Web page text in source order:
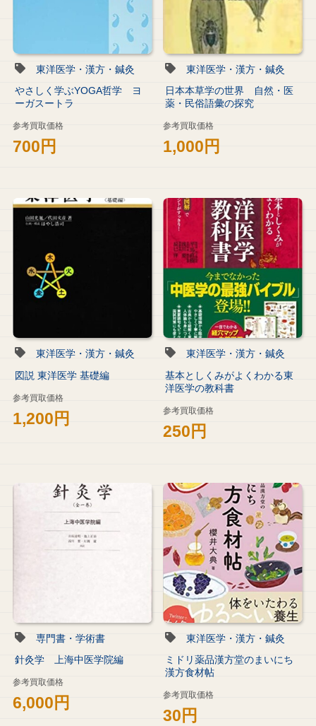
東洋医学・漢方・鍼灸
やさしく学ぶYOGA哲学 ヨ
ーガスートラ
参考買取価格
700円
東洋医学・漢方・鍼灸
日本本草学の世界 自然・医
薬・民俗語彙の探究
参考買取価格
1,000円
東洋医学・漢方・鍼灸
図説 東洋医学 基礎編
参考買取価格
1,200円
東洋医学・漢方・鍼灸
基本としくみがよくわかる東
洋医学の教科書
参考買取価格
250円
専門書・学術書
針灸学 上海中医学院編
参考買取価格
6,000円
東洋医学・漢方・鍼灸
ミドリ薬品漢方堂のまいにち
漢方食材帖
参考買取価格
30円